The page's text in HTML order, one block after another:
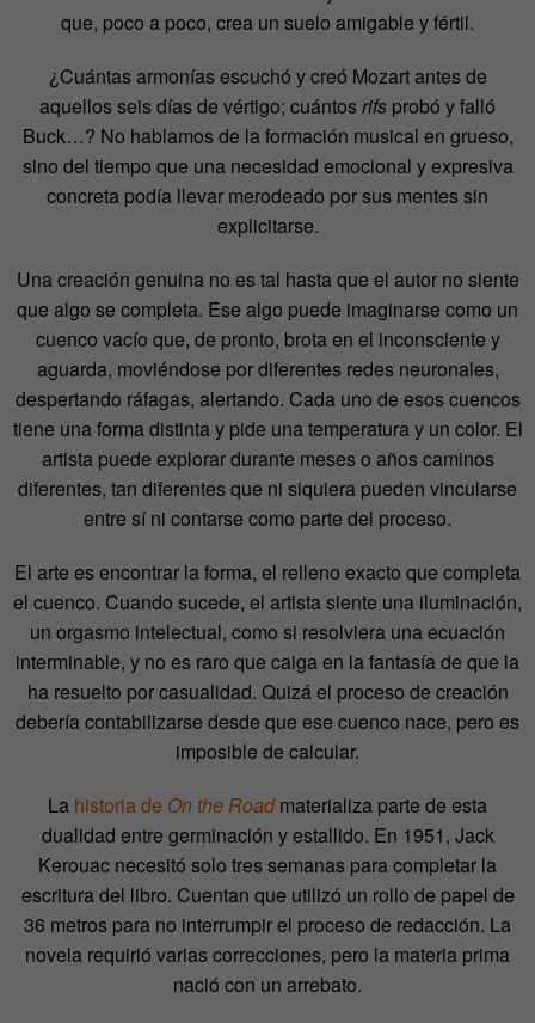
que, poco a poco, crea un suelo amigable y fértil.
¿Cuántas armonías escuchó y creó Mozart antes de
aquellos seis días de vértigo; cuántosrifs probó y falló
Buck…? No hablamos de la formación musical en grueso,
sino del tiempo que una necesidad emocional y expresiva
concreta podía llevar merodeado por sus mentes sin
explicitarse.
Una creación genuina no es tal hasta que el autor no siente
que algo se completa. Ese algo puede imaginarse como un
cuenco vacío que, de pronto, brota en el inconsciente y
aguarda, moviéndose por diferentes redes neuronales,
despertando ráfagas, alertando. Cada uno de esos cuencos
tiene una forma distinta y pide una temperatura y un color. El
artista puede explorar durante meses o años caminos
diferentes, tan diferentes que ni siquiera pueden vincularse
entre sí ni contarse como parte del proceso.
El arte es encontrar la forma, el relleno exacto que completa
el cuenco. Cuando sucede, el artista siente una iluminación,
un orgasmo intelectual, como si resolviera una ecuación
interminable, y no es raro que caiga en la fantasía de que la
ha resuelto por casualidad. Quizá el proceso de creación
debería contabilizarse desde que ese cuenco nace, pero es
imposible de calcular.
La historia de On the Roadmaterializa parte de esta
dualidad entre germinación y estallido. En 1951, Jack
Kerouac necesitó solo tres semanas para completar la
escritura del libro. Cuentan que utilizó un rollo de papel de
36 metros para no interrumpir el proceso de redacción. La
novela requirió varias correcciones, pero la materia prima
nació con un arrebato.